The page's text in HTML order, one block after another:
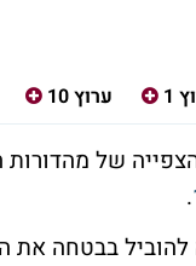
1 ערוץ 10
לסכם את נתוני הצפייה
.